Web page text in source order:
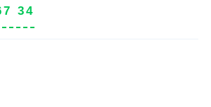
34